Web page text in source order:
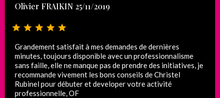
Olivier FRAIKIN 25/11/2019
Grandement satisfait à mes demandes de dernières
minutes, toujours disponible avec un professionnalisme
sans faille, elle ne manque pas de prendre des initiatives, je
recommande vivement les bons conseils de Christel
Rubinel pour débuter et developer votre activité
professionnelle, OF